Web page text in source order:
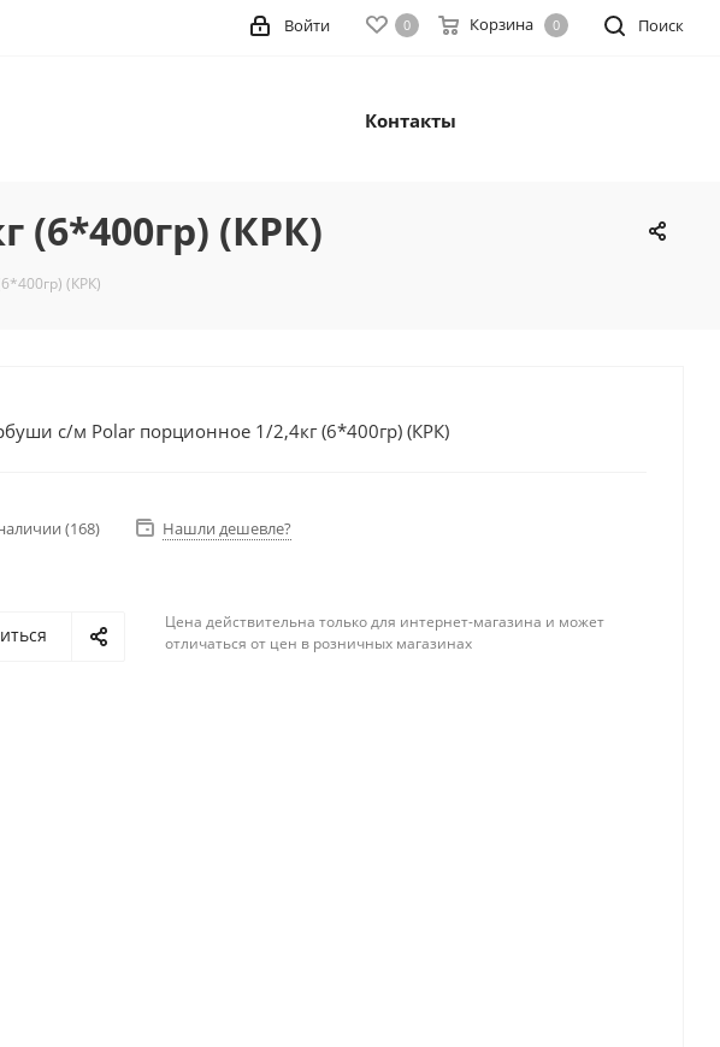
Поиск
0 Корзина 0
Войти
Контакты
(6*400гр) (КРК)
(КРК)
с/м Polar порционное 1/2,4кг (6*400гр) (КРК)
(168) Нашли дешевле?
Цена действительна только для интернет-магазина и может
отличаться от цен в розничных магазинах